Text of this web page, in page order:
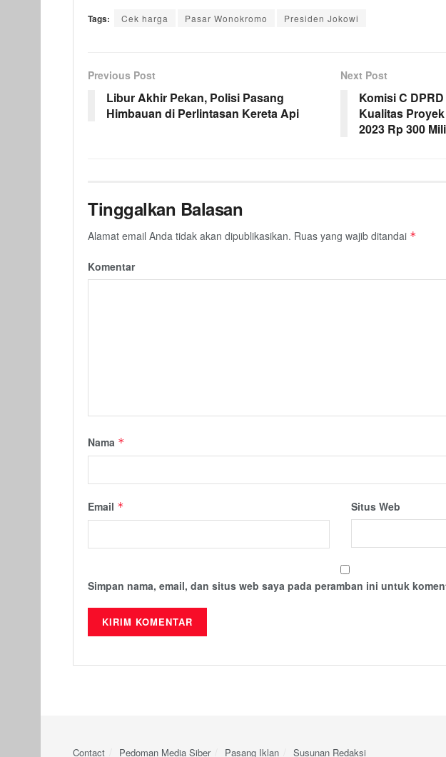
Tags: Cek harga Pasar Wonokromo Presiden Jokowi
Previous Post
Libur Akhir Pekan, Polisi Pasang
Himbauan di Perlintasan Kereta Api
Next Post
Komisi C
Kualitas
2023 Rp 300
Tinggalkan Balasan
Alamat email Anda tidak akan dipublikasikan. Ruas yang wajib ditandai *
Komentar
Nama *
Email * Situs Web
Simpan nama, email, dan situs web saya pada peramban ini untuk
Contact Pedoman Media Siber Pasang Iklan Susunan Redaksi